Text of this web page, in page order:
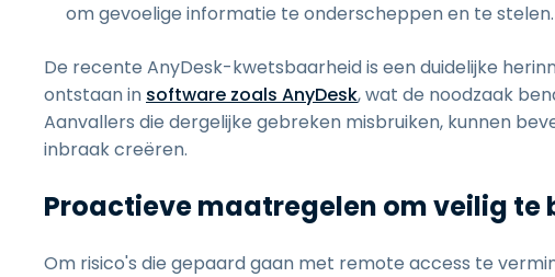
om gevoelige informatie te onderscheppen en te stelen.
De recente AnyDesk-kwetsbaarheid is een duidelijke
ontstaan in software zoals AnyDesk, wat de noodzaak
Aanvallers die dergelijke gebreken misbruiken, kunnen
inbraak creëren.
Proactieve maatregelen om veilig te
Om risico's die gepaard gaan met remote access te